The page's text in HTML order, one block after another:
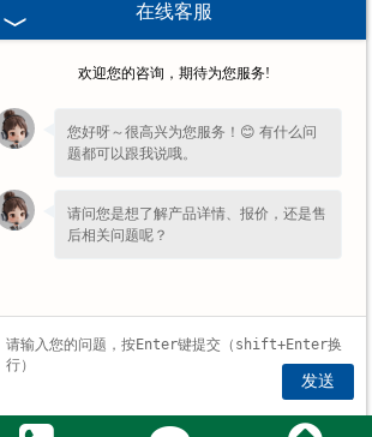
公司所展示的产品受到各界领导
小朋友们的欢迎和认可，取得了较
继续努力将幼教事业做的更好！
本馆为您讲述它的采集要求
育泰山、曲阜二日游
在线客服
欢迎您的咨询，期待为您服务!
您好呀～很高兴为您服务！😊 有什么问
题都可以跟我说哦。
请问您是想了解产品详情、报价，还是售
后相关问题呢？
发送